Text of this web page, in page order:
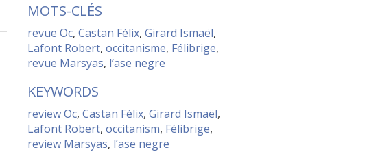
MOTS-CLÉS
revue Oc,Castan Félix,Girard Ismaël,
Lafont Robert,occitanisme, Félibrige,
revue Marsyas, l’ase negre
KEYWORDS
review Oc,Castan Félix,Girard Ismaël,
Lafont Robert,occitanism, Félibrige,
review Marsyas, l’ase negre